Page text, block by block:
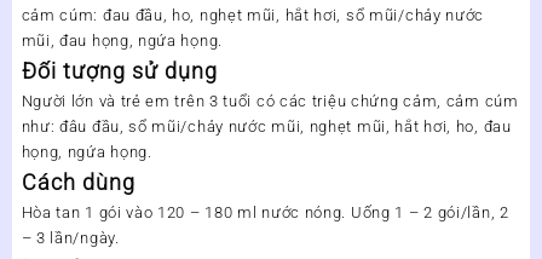
cảm cúm: đau đầu, ho, nghẹt mũi, hắt hơi, sổ mũi/chảy nước
mũi, đau họng, ngứa họng.
Đối tượng sử dụng
Người lớn và trẻ em trên 3 tuổi có các triệu chứng cảm, cảm cúm
như: đâu đầu, sổ mũi/chảy nước mũi, nghẹt mũi, hắt hơi, ho, đau
họng, ngứa họng.
Cách dùng
Hòa tan 1 gói vào 120 – 180 ml nước nóng. Uống 1 – 2 gói/lần, 2
– 3 lần/ngày.